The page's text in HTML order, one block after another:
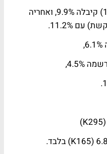
'ערב טוב עם גיא פינס' (קשת 12) קיבלה 9.9%, ואחריה
4.5%,
K
)
K) בלבד.